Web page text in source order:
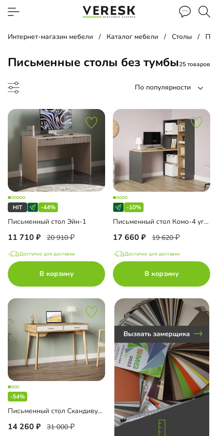
Интернет-магазин мебели Каталог мебели Столы
Письменные столы без тумбы25 товаров
По популярности
стол
стол подвесной
зона
до
до
до
-44%
Письменный стол Эйн-1
11 710 20 910
Доступно для доставки
В корзину
-10%
Письменный стол Комо-4 угловой
17 660 19 620
Доступно для доставки
В корзину
-54%
Письменный стол Скандивуд-1
14 260 31 000